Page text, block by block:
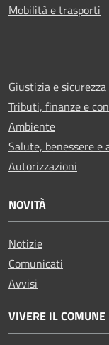
Mobilità e trasporti
Giustizia e
Tributi, finanze e
Ambiente
Salute, benessere e
Autorizzazioni
NOVITÀ
Notizie
Comunicati
Avvisi
VIVERE IL COMUNE